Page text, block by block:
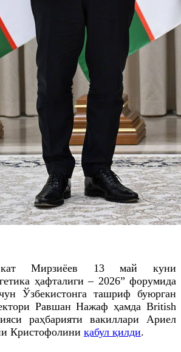
Мирзиёев 13 май куни
ҳафталиги – 2026” форумида
Ўзбекистонга ташриф буюрган
Равшан Нажаф ҳамда British
раҳбарияти вакиллари Ариел
Кристофолини қабул қилди.